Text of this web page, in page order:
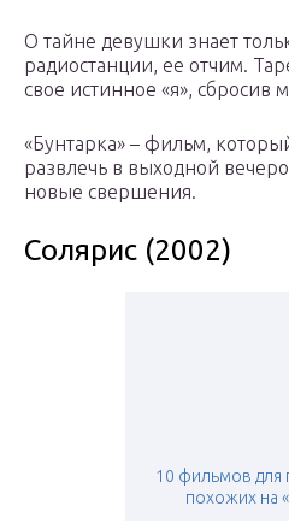
О тайне девушки знает
радиостанции, ее отчим.
свое истинное «я», сбросив
«Бунтарка» – фильм,
развлечь в выходной
новые свершения.
Солярис (2002)
10 фильмов для
похожих на